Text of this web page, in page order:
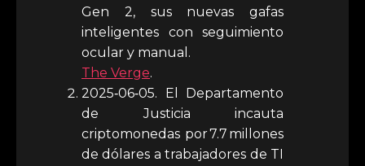
Gen 2, sus nuevas gafas
inteligentes con seguimiento
ocular y manual.
The Verge.
2025‑06‑05. El Departamento
de Justicia incauta
criptomonedas por 7.7 millones
de dólares a trabajadores de TI